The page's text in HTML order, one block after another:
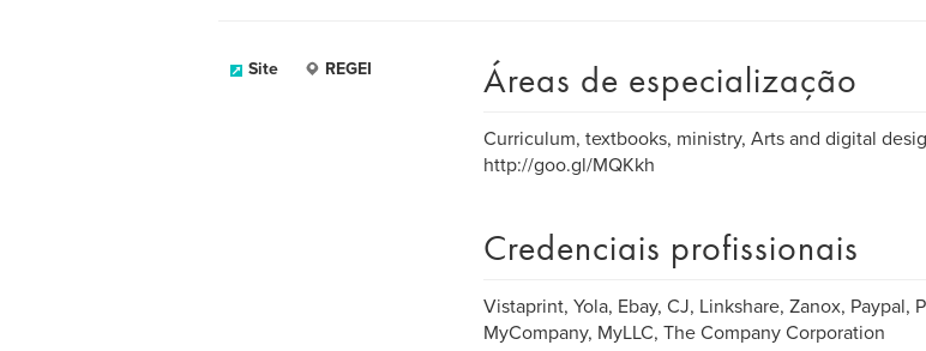
Site REGEI Áreas de especialização
Curriculum, textbooks, ministry, Arts and digital
http://goo.gl/MQKkh
Credenciais profissionais
Vistaprint, Yola, Ebay, CJ, Linkshare, Zanox,
MyCompany, MyLLC, The Company Corporation